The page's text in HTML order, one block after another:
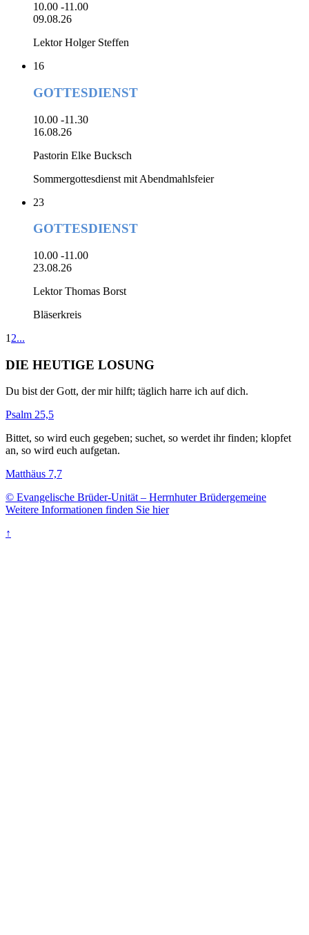
10.00 -11.00
09.08.26
Lektor Holger Steffen
16
GOTTESDIENST
10.00 -11.30
16.08.26
Pastorin Elke Bucksch
Sommergottesdienst mit Abendmahlsfeier
23
GOTTESDIENST
10.00 -11.00
23.08.26
Lektor Thomas Borst
Bläserkreis
1 2...
DIE HEUTIGE LOSUNG
Du bist der Gott, der mir hilft; täglich harre ich auf dich.
Psalm 25,5
Bittet, so wird euch gegeben; suchet, so werdet ihr finden; klopfet
an, so wird euch aufgetan.
Matthäus 7,7
© Evangelische Brüder-Unität – Herrnhuter Brüdergemeine
Weitere Informationen finden Sie hier
↑